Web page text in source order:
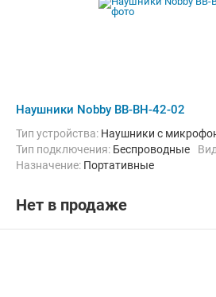
Наушники Nobby BB-BH-42-02
Тип устройства: Наушники с
Тип подключения: Беспроводные
Назначение: Портативные
Нет в продаже